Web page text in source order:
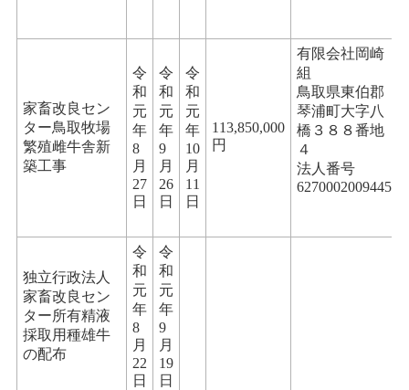
家畜改良セン
ター鳥取牧場
繁殖雌牛舎新
築工事
令
和
元
年
8
月
27
日
令
和
元
年
9
月
26
日
令
和
元
年
10
月
11
日
113,850,000
円
有限会社岡崎
組
鳥取県東伯郡
琴浦町大字八
橋３８８番地
４
法人番号
6270002009445
独立行政法人
家畜改良セン
ター所有精液
採取用種雄牛
の配布
令
和
元
年
8
月
22
日
令
和
元
年
9
月
19
日